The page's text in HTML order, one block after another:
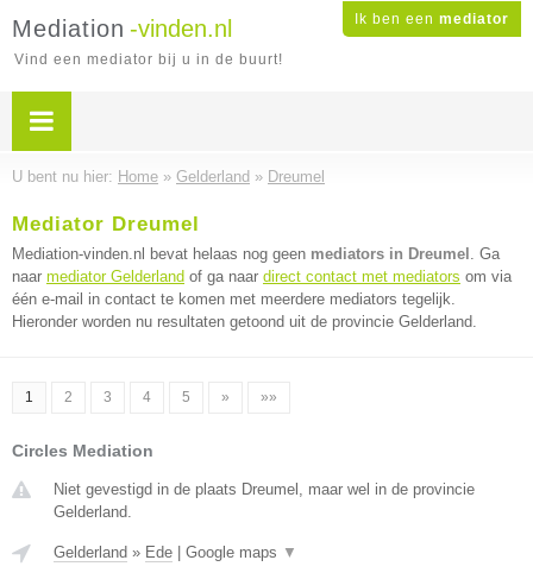
Ik ben een mediator
Mediation -vinden.nl
Vind een mediator bij u in de buurt!
U bent nu hier: Home » Gelderland » Dreumel
Mediator Dreumel
Mediation-vinden.nl bevat helaas nog geen mediators in Dreumel . Ga
naar mediator Gelderland of ga naar direct contact met mediators om via
één e-mail in contact te komen met meerdere mediators tegelijk.
Hieronder worden nu resultaten getoond uit de provincie Gelderland.
1 2 3 4 5 » »»
Circles Mediation
Niet gevestigd in de plaats Dreumel, maar wel in de provincie
Gelderland.
Gelderland » Ede Google maps ▼